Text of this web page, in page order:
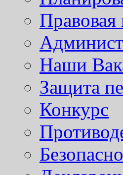
Наши
Защита
Конкурс